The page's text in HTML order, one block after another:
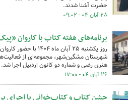
حضرت آشنا شدند.
۲۸ آبان ۰۴ - ۰۹:۰۲
برنامه‌های هفته کتاب با کاروان
روز یکشنبه ۲۵
شهرستان مشگین‌شهر، مجموعه‌ای از
هنری رضی و شماره دو کانون اردبیل اجرا شد.
۲۶ آبان ۰۴ - ۱۷:۰۰